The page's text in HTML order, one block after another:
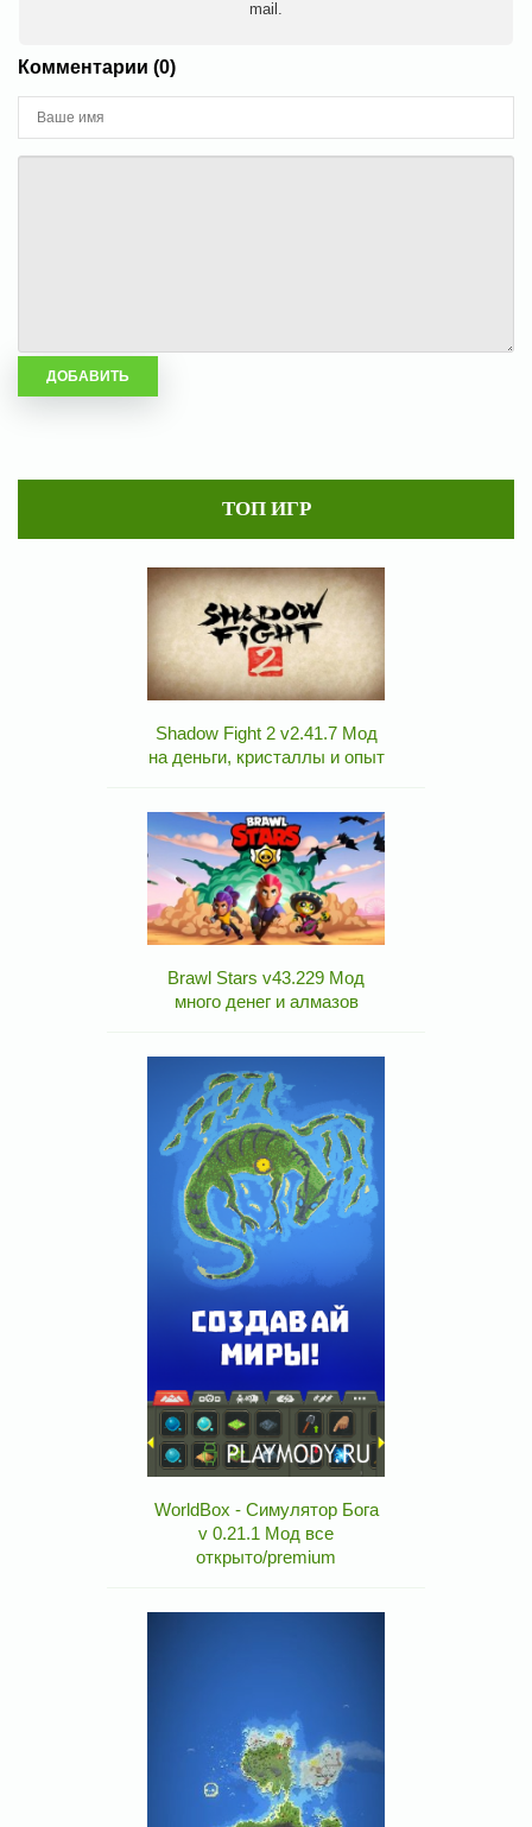
mail.
Комментарии (0)
ТОП ИГР
Shadow Fight 2 v2.41.7 Мод
на деньги, кристаллы и опыт
Brawl Stars v43.229 Мод
много денег и алмазов
WorldBox - Симулятор Бога
v 0.21.1 Мод все
открыто/premium